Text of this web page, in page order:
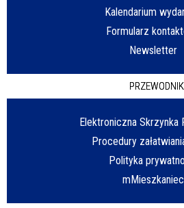
Kalendarium
Formularz
Newsletter
PRZEWODNIK
Elektroniczna Skrzynka
Procedury
Polityka
mMieszkaniec